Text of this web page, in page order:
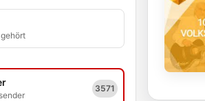
3571